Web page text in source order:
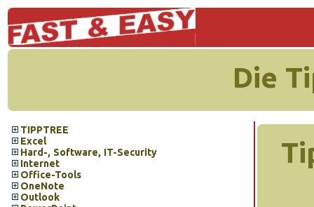
Die
TIPPTREE
Excel
Hard-, Software, IT-Security
Internet
Office-Tools
OneNote
Outlook